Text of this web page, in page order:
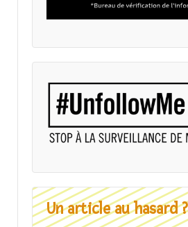
Un article au hasard ?